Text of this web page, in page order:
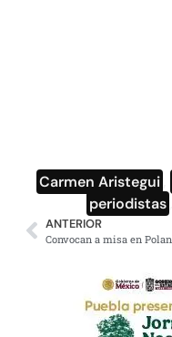
Carmen Aristegui
periodistas
ANTERIOR